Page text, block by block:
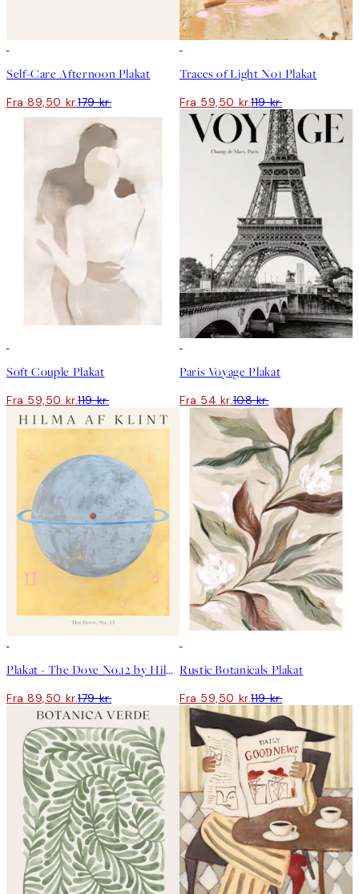
Self-Care Afternoon Plakat
Fra 89,50 kr.179 kr.
Traces of Light No1 Plakat
Fra 59,50 kr.119 kr.
Soft Couple Plakat
Fra 59,50 kr.119 kr.
Paris Voyage Plakat
Fra 54 kr.108 kr.
Plakat - The Dove No.12 by Hilma af Klint
Fra 89,50 kr.179 kr.
Rustic Botanicals Plakat
Fra 59,50 kr.119 kr.